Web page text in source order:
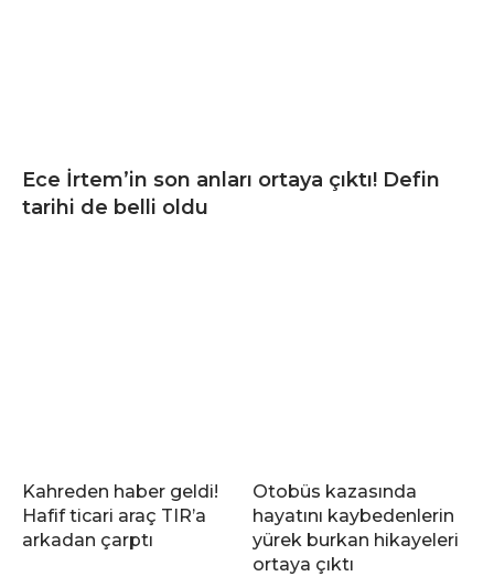
Ece İrtem’in son anları ortaya çıktı! Defin
tarihi de belli oldu
Kahreden haber geldi!
Hafif ticari araç TIR’a
arkadan çarptı
Otobüs kazasında
hayatını kaybedenlerin
yürek burkan hikayeleri
ortaya çıktı